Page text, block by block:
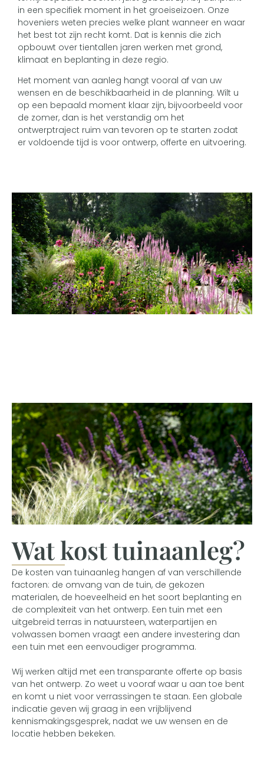
in een specifiek moment in het groeiseizoen. Onze
hoveniers weten precies welke plant wanneer en waar
het best tot zijn recht komt. Dat is kennis die zich
opbouwt over tientallen jaren werken met grond,
klimaat en beplanting in deze regio.
Het moment van aanleg hangt vooral af van uw
wensen en de beschikbaarheid in de planning. Wilt u
op een bepaald moment klaar zijn, bijvoorbeeld voor
de zomer, dan is het verstandig om het
ontwerptraject ruim van tevoren op te starten zodat
er voldoende tijd is voor ontwerp, offerte en uitvoering.
Wat kost tuinaanleg?
De kosten van tuinaanleg hangen af van verschillende
factoren: de omvang van de tuin, de gekozen
materialen, de hoeveelheid en het soort beplanting en
de complexiteit van het ontwerp. Een tuin met een
uitgebreid terras in natuursteen, waterpartijen en
volwassen bomen vraagt een andere investering dan
een tuin met een eenvoudiger programma.
Wij werken altijd met een transparante offerte op basis
van het ontwerp. Zo weet u vooraf waar u aan toe bent
en komt u niet voor verrassingen te staan. Een globale
indicatie geven wij graag in een vrijblijvend
kennismakingsgesprek, nadat we uw wensen en de
locatie hebben bekeken.